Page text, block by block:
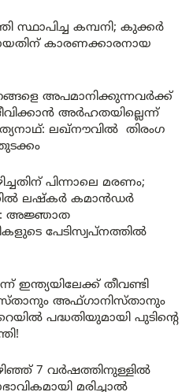
സ്ഥാപിച്ച കമ്പനി; കുക്കർ
കാരണക്കാരനായ
അപമാനിക്കുന്നവർക്ക്
അർഹതയില്ലെന്ന്
ലഖ്‌നൗവിൽ തിരംഗ
പിന്നാലെ മരണം;
ലഷ്കർ കമാൻഡർ
അജ്ഞാത
പേടിസ്വപ്നത്തിൽ
ഇന്ത്യയിലേക്ക് തീവണ്ടി
അഫ്ഗാനിസ്താനും
പദ്ധതിയുമായി പുടിന്റെ
7 വർഷത്തിനുള്ളിൽ
മരിച്ചാൽ